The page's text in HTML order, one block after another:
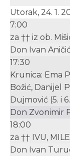
Utorak, 24. 1.
7:00
za †† iz ob.
Don Ivan Aničić
17:30
Krunica: Ema
Božić, Danijel
Dujmović (5. i
Don Zvonimir
18:00
za †† IVU,
Don Ivan